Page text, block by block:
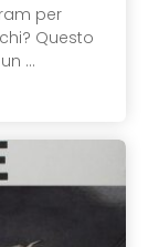
per
Questo
...